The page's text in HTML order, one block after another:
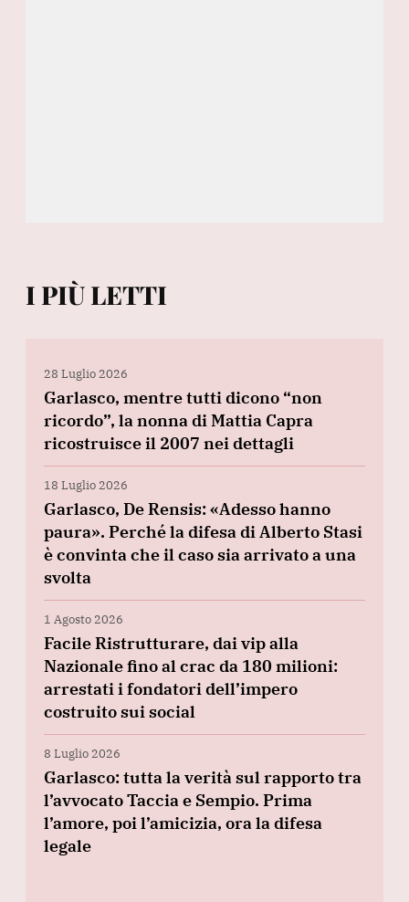
I PIÙ LETTI
28 Luglio 2026
Garlasco, mentre tutti dicono “non
ricordo”, la nonna di Mattia Capra
ricostruisce il 2007 nei dettagli
18 Luglio 2026
Garlasco, De Rensis: «Adesso hanno
paura». Perché la difesa di Alberto Stasi
è convinta che il caso sia arrivato a una
svolta
1 Agosto 2026
Facile Ristrutturare, dai vip alla
Nazionale fino al crac da 180 milioni:
arrestati i fondatori dell’impero
costruito sui social
8 Luglio 2026
Garlasco: tutta la verità sul rapporto tra
l’avvocato Taccia e Sempio. Prima
l’amore, poi l’amicizia, ora la difesa
legale